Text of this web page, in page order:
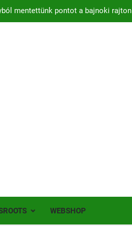
mentettünk pontot a bajnoki rajton
200 játékos lépett pályára Érden
tovább a MOL Magyar Kupában
– hazai pályán rajtol az Érdi VSE!
mint 200 játékos lépett pályára Érden
WEBSHOP